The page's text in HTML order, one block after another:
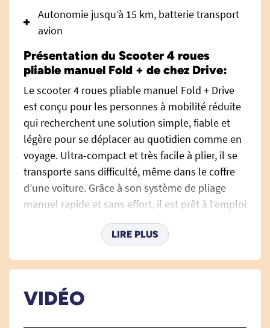
Autonomie jusqu’à 15 km, batterie transport
avion
Présentation du Scooter 4 roues
pliable manuel Fold + de chez Drive:
Le scooter 4 roues pliable manuel Fold + Drive
est conçu pour les personnes à mobilité réduite
qui recherchent une solution simple, fiable et
légère pour se déplacer au quotidien comme en
voyage. Ultra-compact et très facile à plier, il se
transporte sans difficulté, même dans le coffre
d’une voiture. Grâce à son système de pliage
manuel rapide et sans effort, il est prêt à l’emploi
en quelques secondes.
Avec seulement 19,8 kg sur la balance (sans
batterie, accoudoirs ni coussin), c’est l’un des
Idéal pour une utilisation ponctuelle, en
LIRE PLUS
VIDÉO